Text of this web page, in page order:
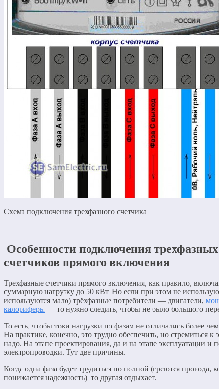
Схема подключения трехфазного счетчика
Особенности подключения трехфазных
счетчиков прямого включения
Трехфазные счетчики прямого включения, как правило,
суммарную нагрузку до 50 кВт. Но если при этом не
используются мало) трёхфазные потребители — двигатели,
калориферы — то нужно следить, чтобы не было большого
То есть, чтобы токи нагрузки по фазам не отличались более
На практике, конечно, это трудно обеспечить, но стремиться к
надо. На этапе проектирования, да и на этапе эксплуатации и
электропроводки. Тут две причины.
Когда одна фаза будет трудиться по полной (греются провода,
понижается надежность), то другая отдыхает.